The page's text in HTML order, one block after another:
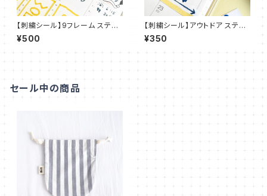
【刺繍シール】9フレーム ステッ
カー【フレークシール】ST_EMB
04
¥500
【刺繍シール】アウトドア ステッ
カー【フレークシール】ST_EMB
02
¥350
セール中の商品